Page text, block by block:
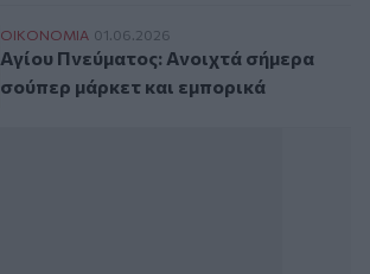
Αγίου Πνεύματος: Ανοιχτά σήμερα
ΟΙΚΟΝΟΜΙΑ 01.06.2026
Αγίου Πνεύματος: Ανοιχτά σήμερα
σούπερ μάρκετ και εμπορικά